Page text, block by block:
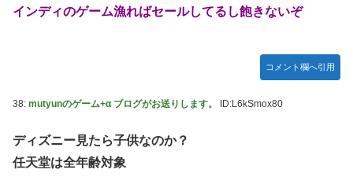
インディのゲーム漁ればセールしてるし飽きないぞ
コメント欄へ引用
38: mutyunのゲーム+α ブログがお送りします。 ID:L6kSmox80
ディズニー見たら子供なのか？
任天堂は全年齢対象